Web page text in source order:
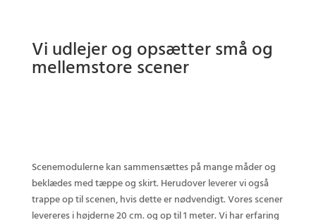
Vi udlejer og opsætter små og
mellemstore scener
Scenemodulerne kan sammensættes på mange måder og
beklædes med tæppe og skirt. Herudover leverer vi også
trappe op til scenen, hvis dette er nødvendigt. Vores scener
levereres i højderne 20 cm. og op til 1 meter. Vi har erfaring